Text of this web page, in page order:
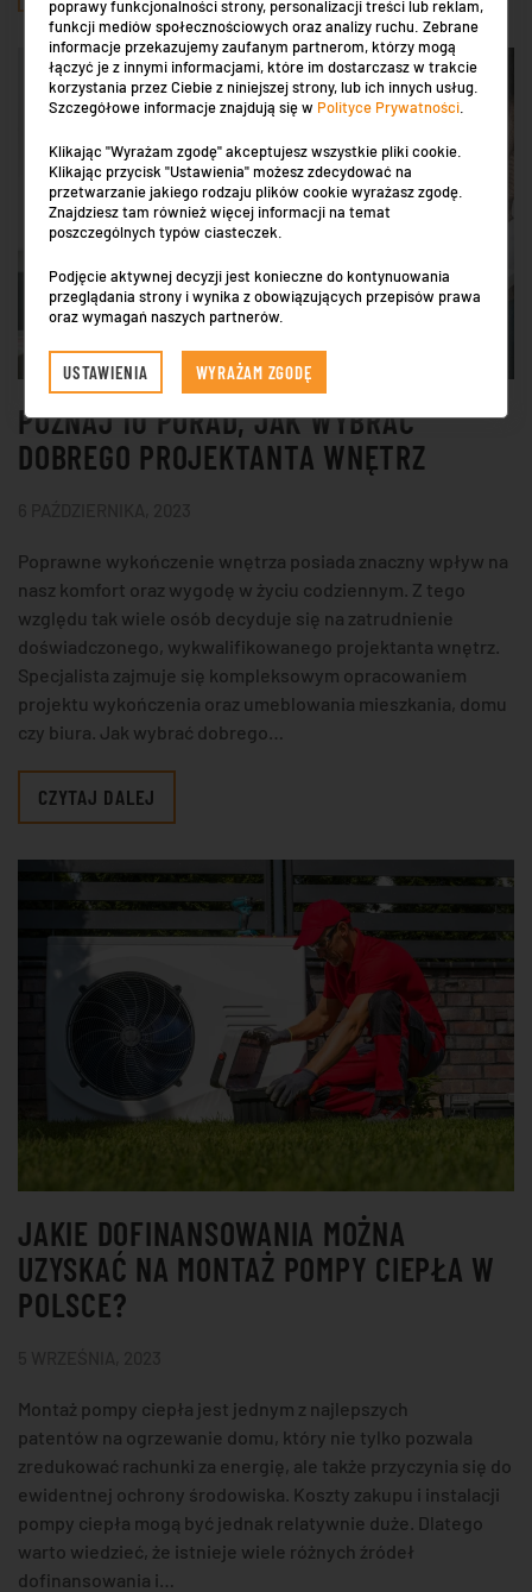
POZNAJ 10 PORAD, JAK WYBRAĆ
DOBREGO PROJEKTANTA WNĘTRZ
Poprawne wykończenie wnętrza posiada znaczny wpływ na
nasz komfort oraz wygodę w życiu codziennym. Z tego
względu tak wiele osób decyduje się na zatrudnienie
doświadczonego, wykwalifikowanego projektanta wnętrz.
Specjalista zajmuje się kompleksowym opracowaniem
projektu wykończenia oraz umeblowania mieszkania, domu
czy biura. Jak wybrać dobrego…
CZYTAJ DALEJ
JAKIE DOFINANSOWANIA MOŻNA
UZYSKAĆ NA MONTAŻ POMPY CIEPŁA W
POLSCE?
Montaż pompy ciepła jest jednym z najlepszych
patentów na ogrzewanie domu, który nie tylko pozwala
zredukować rachunki za energię, ale także przyczynia się do
ewidentnej ochrony środowiska. Koszty zakupu i instalacji
pompy ciepła mogą być jednak relatywnie duże. Dlatego
warto wiedzieć, że istnieje wiele różnych źródeł
dofinansowania i…
poprawy funkcjonalności strony, personalizacji treści lub reklam,
funkcji mediów społecznościowych oraz analizy ruchu. Zebrane
informacje przekazujemy zaufanym partnerom, którzy mogą
łączyć je z innymi informacjami, które im dostarczasz w trakcie
korzystania przez Ciebie z niniejszej strony, lub ich innych usług.
Szczegółowe informacje znajdują się w Polityce Prywatności
Klikając "Wyrażam zgodę" akceptujesz wszystkie pliki cookie.
Klikając przycisk "Ustawienia" możesz zdecydować na
przetwarzanie jakiego rodzaju plików cookie wyrażasz zgodę.
Znajdziesz tam również więcej informacji na temat
poszczególnych typów ciasteczek.
Podjęcie aktywnej decyzji jest konieczne do kontynuowania
przeglądania strony i wynika z obowiązujących przepisów prawa
oraz wymagań naszych partnerów.
USTAWIENIA WYRAŻAM ZGODĘ